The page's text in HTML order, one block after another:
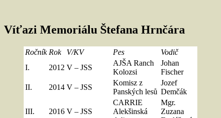
Víťazi Memoriálu Štefana Hrnčára
Ročník Rok V/KV Pes
Vodič
I.
2012 V – JSS
AJŠA Ranch
Kolozsi
Johan
Fischer
II.
2014 V – JSS
Komisz z
Panských lesů
Jozef
Demčák
III. 2016 V – JSS
CARRIE
Alekšinská
Mgr.
Zuzana